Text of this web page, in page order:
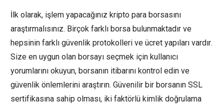
İlk olarak, işlem yapacağınız kripto para borsasını
araştırmalısınız. Birçok farklı borsa bulunmaktadır ve
hepsinin farklı güvenlik protokolleri ve ücret yapıları vardır.
Size en uygun olan borsayı seçmek için kullanıcı
yorumlarını okuyun, borsanın itibarını kontrol edin ve
güvenlik önlemlerini araştırın. Güvenilir bir borsanın SSL
sertifikasına sahip olması, iki faktörlü kimlik doğrulama